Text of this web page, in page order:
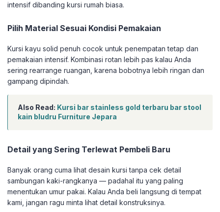
intensif dibanding kursi rumah biasa.
Pilih Material Sesuai Kondisi Pemakaian
Kursi kayu solid penuh cocok untuk penempatan tetap dan
pemakaian intensif. Kombinasi rotan lebih pas kalau Anda
sering rearrange ruangan, karena bobotnya lebih ringan dan
gampang dipindah.
Also Read: Kursi bar stainless gold terbaru bar stool
kain bludru Furniture Jepara
Detail yang Sering Terlewat Pembeli Baru
Banyak orang cuma lihat desain kursi tanpa cek detail
sambungan kaki-rangkanya — padahal itu yang paling
menentukan umur pakai. Kalau Anda beli langsung di tempat
kami, jangan ragu minta lihat detail konstruksinya.